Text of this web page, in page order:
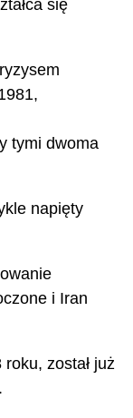
się
tymi dwoma
napięty
i Iran
został już